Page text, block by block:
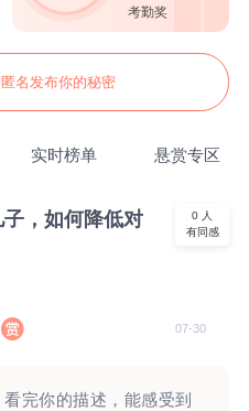
考勤奖
名发布你的秘密
实时榜单 悬赏专区
，如何降低对
0 人
有同感
07-30
完你的描述，能感受到